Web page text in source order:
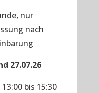
nur
nach
27.07.26
bis 15:30